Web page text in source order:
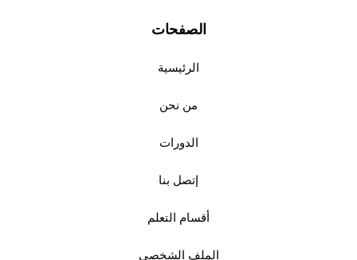
الصفحات
الرئيسية
من نحن
الدورات
إتصل بنا
أقسام التعلم
الملف الشخصي